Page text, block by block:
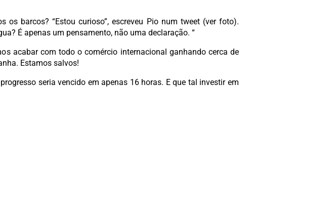
os barcos? “Estou curioso”, escreveu Pio num tweet (ver foto).
É apenas um pensamento, não uma declaração. “
acabar com todo o comércio internacional ganhando cerca de
Estamos salvos!
seria vencido em apenas 16 horas. E que tal investir em